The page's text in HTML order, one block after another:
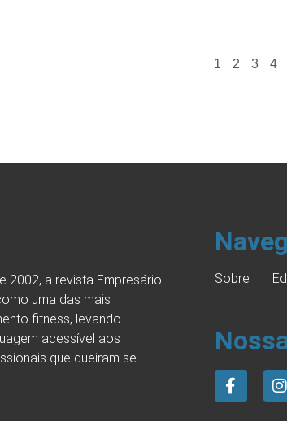
1 2 3 4
2002, a revista Empresário
uma das mais
fitness, levando
acessível aos
que queiram se
Sobre